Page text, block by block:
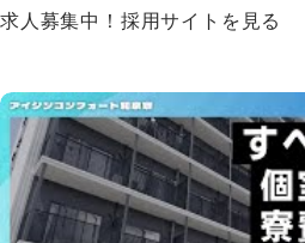
求人募集中！採用サイトを見る